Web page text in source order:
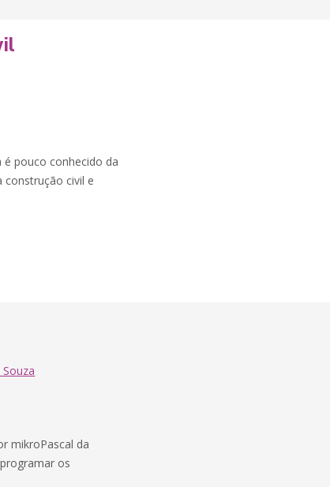
pouco conhecido da
construção civil e
mikroPascal da
os